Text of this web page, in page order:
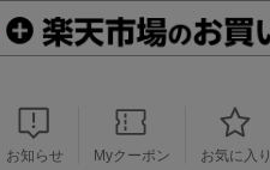
お知らせ Myクーポン お気に入り